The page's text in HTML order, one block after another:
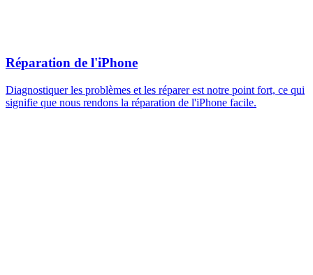
Réparation de l'iPhone
Diagnostiquer les problèmes et les réparer est notre point fort, ce qui
signifie que nous rendons la réparation de l'iPhone facile.